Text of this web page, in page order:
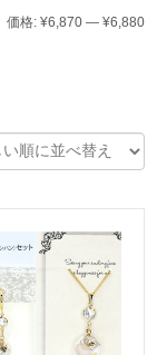
最
最
価格: ¥6,870 — ¥6,880